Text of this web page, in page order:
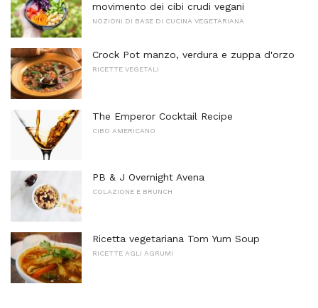
movimento dei cibi crudi vegani
NOZIONI DI BASE DI CUCINA VEGETARIANA
Crock Pot manzo, verdura e zuppa d'orzo
RICETTE VEGETALI
The Emperor Cocktail Recipe
CIBO AMERICANO
PB & J Overnight Avena
COLAZIONE E BRUNCH
Ricetta vegetariana Tom Yum Soup
RICETTE AGLI AGRUMI